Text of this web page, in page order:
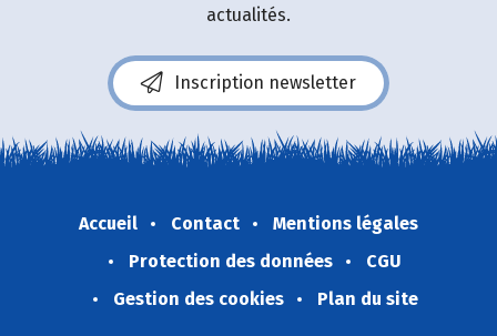
actualités.
Inscription newsletter
Accueil Contact
Mentions légales
Protection des données
CGU
Gestion des cookies
Plan du site